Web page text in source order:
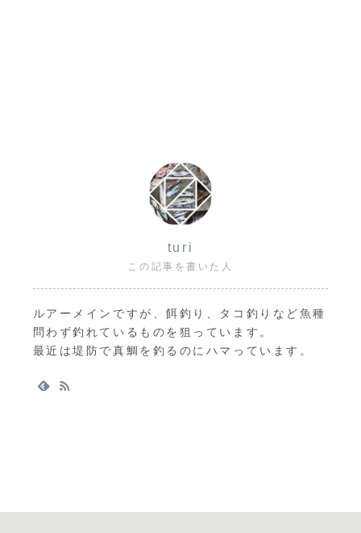
turi
この記事を書いた人
ルアーメインですが、餌釣り、タコ釣りなど魚種
問わず釣れているものを狙っています。
最近は堤防で真鯛を釣るのにハマっています。